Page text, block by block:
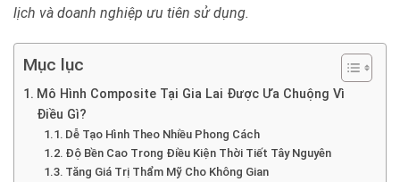
lịch và doanh nghiệp ưu tiên sử dụng.
Mục lục
Mô Hình Composite Tại Gia Lai Được Ưa Chuộng Vì
Điều Gì?
Dễ Tạo Hình Theo Nhiều Phong Cách
Độ Bền Cao Trong Điều Kiện Thời Tiết Tây Nguyên
Tăng Giá Trị Thẩm Mỹ Cho Không Gian